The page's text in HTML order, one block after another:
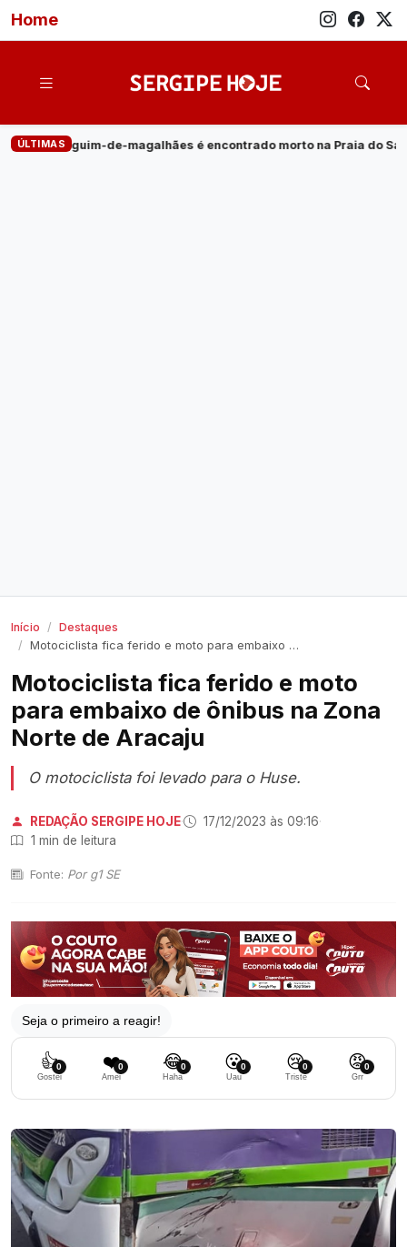
Home
ÚLTIMAS
é encontrado morto na Praia do Saco · Empresa de
Início
Destaques
Motociclista fica ferido e moto para embaixo de ônibus na Zona Norte de Aracaju
Motociclista fica ferido e moto
para embaixo de ônibus na Zona
Norte de Aracaju
O motociclista foi levado para o Huse.
REDAÇÃO SERGIPE HOJE· 17/12/2023 às 09:16·
1 min de leitura
Fonte: Por g1 SE
Seja o primeiro a reagir!
👍0
Gostei
❤️0
Amei
😂0
Haha
😮0
Uau
😢0
Triste
😡0
Grr